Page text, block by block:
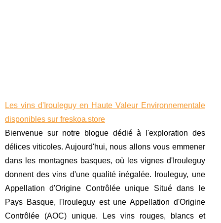
Les vins d'Irouleguy en Haute Valeur Environnementale
disponibles sur freskoa.store
Bienvenue sur notre blogue dédié à l'exploration des
délices viticoles. Aujourd'hui, nous allons vous emmener
dans les montagnes basques, où les vignes d'Irouleguy
donnent des vins d'une qualité inégalée. Irouleguy, une
Appellation d'Origine Contrôlée unique Situé dans le
Pays Basque, l'Irouleguy est une Appellation d'Origine
Contrôlée (AOC) unique. Les vins rouges, blancs et